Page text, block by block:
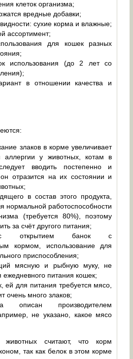
клеток организма;
вредные добавки;
сухие корма и влажные;
ассортимент;
для кошек разных
использования (до 2 лет со
в отношении качества и
злаков в корме увеличивает
аллергии у животных, котам в
вводить постепенно и
отразится на их состоянии и
в состав этого продукта,
нормальной работоспособности
(требуется 80%), поэтому
за счёт другого питания;
с открытием банок с
кормом, использование для
приспособления;
мясную и рыбную муку, не
питания кошек;
для питания требуется мясо,
очень много злаков;
описан производителем
не указано, какое мясо
животных считают, что корм
так как белок в этом корме